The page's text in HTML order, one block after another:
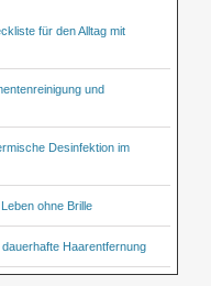
für den Alltag mit
und
Desinfektion im
ohne Brille
Haarentfernung